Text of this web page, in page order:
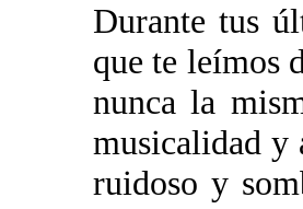
Durante tus
que te leímos
nunca la
musicalidad y
ruidoso y